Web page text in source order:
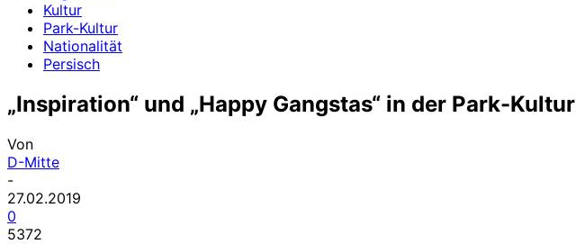
Kultur
Park-Kultur
Nationalität
Persisch
„Inspiration“ und „Happy Gangstas“ in der Park-Kultur
Von
D-Mitte
-
27.02.2019
0
5372